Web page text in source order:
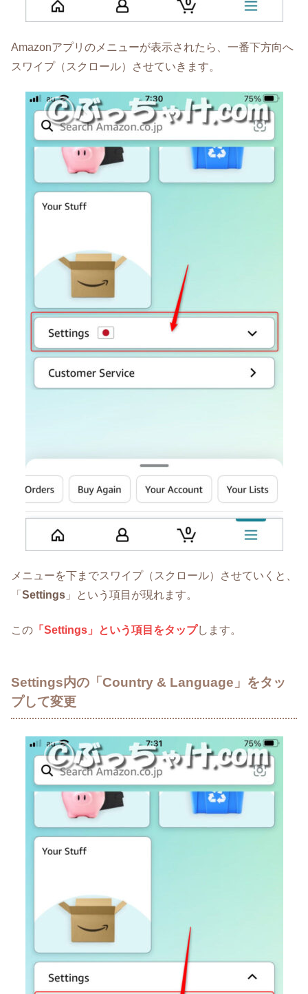
Amazonアプリのメニューが表示されたら、一番下方向へ
スワイプ（スクロール）させていきます。
メニューを下までスワイプ（スクロール）させていくと、
「 Settings 」という項目が現れます。
この 「Settings」という項目をタップします。
Settings内の「Country & Language」をタッ
プして変更